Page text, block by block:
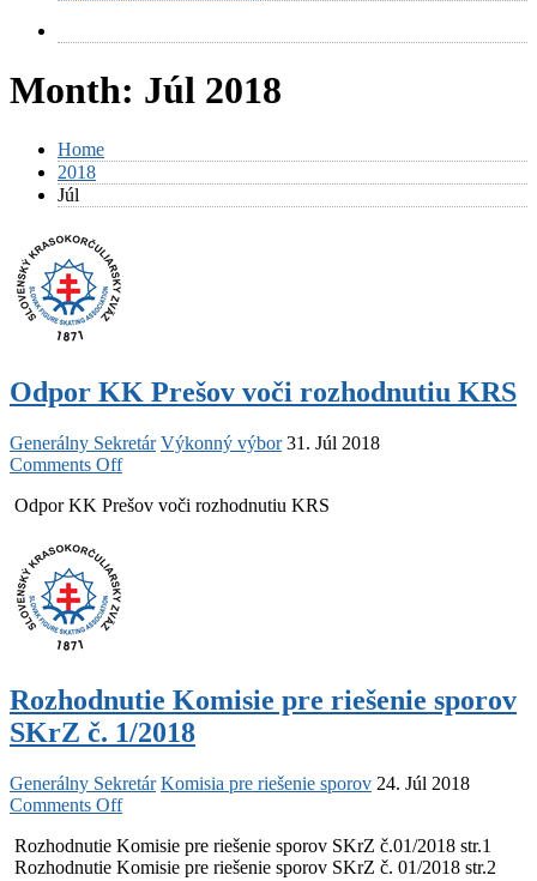
Month: Júl 2018
Home
2018
Júl
Odpor KK Prešov voči rozhodnutiu KRS
Generálny Sekretár Výkonný výbor 31. Júl 2018
Comments Offon
KK
Odpor KK Prešov voči rozhodnutiu KRS
Rozhodnutie Komisie pre riešenie sporov
SKrZ č. 1/2018
Generálny Sekretár Komisia pre riešenie sporov 24. Júl 2018
Comments Offon
Komisie
pre
Rozhodnutie Komisie pre riešenie sporov SKrZ č.01/2018 str.1
Rozhodnutie Komisie pre riešenie sporov SKrZ č. 01/2018 str.2